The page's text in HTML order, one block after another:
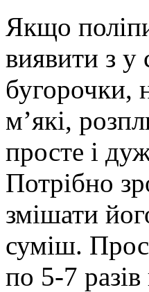
Якщо
виявити з
бугорочки,
м’які,
просте і
Потрібно
змішати
суміш.
по 5-7